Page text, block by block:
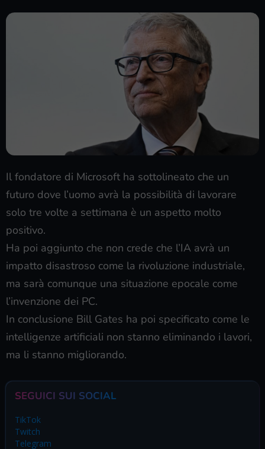
Il fondatore di Microsoft ha sottolineato che un
futuro dove l’uomo avrà la possibilità di lavorare
solo tre volte a settimana è un aspetto molto
positivo.
Ha poi aggiunto che non crede che l’IA avrà un
impatto disastroso come la rivoluzione industriale,
ma sarà comunque una situazione epocale come
l’invenzione dei PC.
In conclusione Bill Gates ha poi specificato come le
intelligenze artificiali non stanno eliminando i lavori,
ma li stanno migliorando.
SEGUICI SUI SOCIAL
TikTok
Twitch
Telegram